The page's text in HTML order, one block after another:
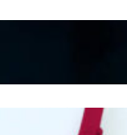
Kepribadian
Warna Bra